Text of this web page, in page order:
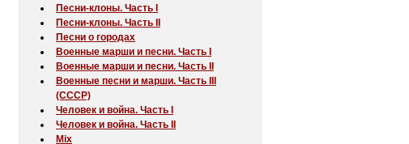
Песни-клоны. Часть I
Песни-клоны. Часть II
Песни о городах
Военные марши и песни. Часть I
Военные марши и песни. Часть II
Военные песни и марши. Часть III
(СССР)
Человек и война. Часть I
Человек и война. Часть II
Mix